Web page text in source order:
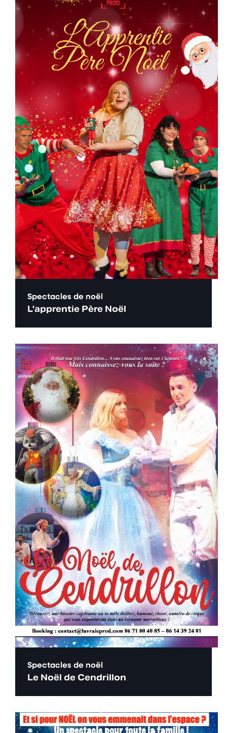
Spectacles de noël
L'apprentie Père Noël
Spectacles de noël
Le Noël de Cendrillon